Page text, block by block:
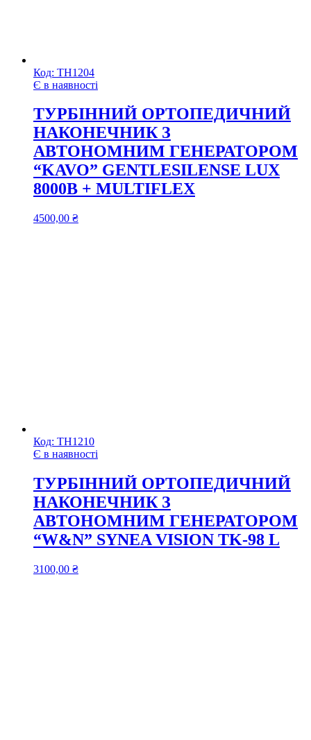
Код: ТН1204
Є в наявності
ТУРБІННИЙ ОРТОПЕДИЧНИЙ
НАКОНЕЧНИК З
АВТОНОМНИМ ГЕНЕРАТОРОМ
“KAVO” GENTLESILENSE LUX
8000B + MULTIFLEX
4500,00 ₴
Код: ТН1210
Є в наявності
ТУРБІННИЙ ОРТОПЕДИЧНИЙ
НАКОНЕЧНИК З
АВТОНОМНИМ ГЕНЕРАТОРОМ
“W&N” SYNEA VISION TK-98 L
3100,00 ₴